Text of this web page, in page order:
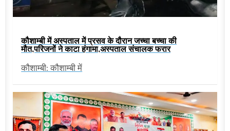
कौशाम्बी में अस्पताल में प्रसव के दौरान जच्चा बच्चा की
मौत,परिजनों ने काटा हंगामा,अस्पताल संचालक फरार
कौशाम्बी: कौशाम्बी में